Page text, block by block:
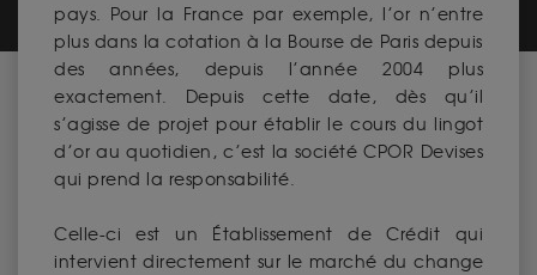
pays. Pour la France par exemple, l’or n’entre
plus dans la cotation à la Bourse de Paris depuis
des années, depuis l’année 2004 plus
exactement. Depuis cette date, dès qu’il
s’agisse de projet pour établir le cours du lingot
d’or au quotidien, c’est la société CPOR Devises
qui prend la responsabilité.
Celle-ci est un Établissement de Crédit qui
intervient directement sur le marché du change